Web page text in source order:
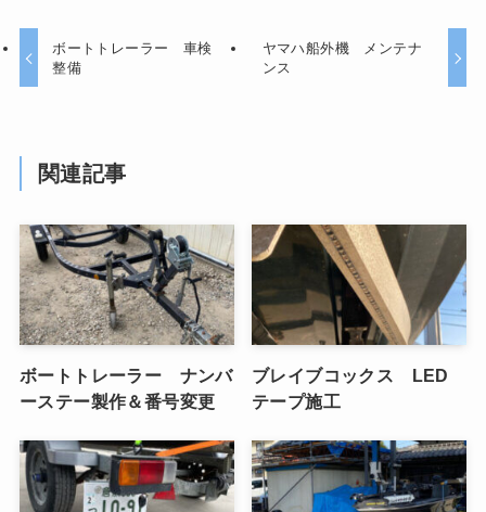
ボートトレーラー 車検
整備
ヤマハ船外機 メンテナ
ンス
関連記事
ボートトレーラー ナンバ
ーステー製作＆番号変更
ブレイブコックス LED
テープ施工